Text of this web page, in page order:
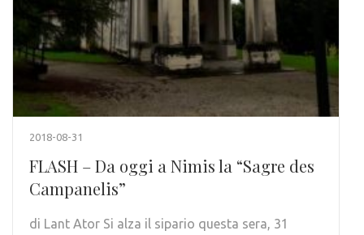
2018-08-31
FLASH – Da oggi a Nimis la “Sagre des
Campanelis”
di Lant Ator Si alza il sipario questa sera, 31